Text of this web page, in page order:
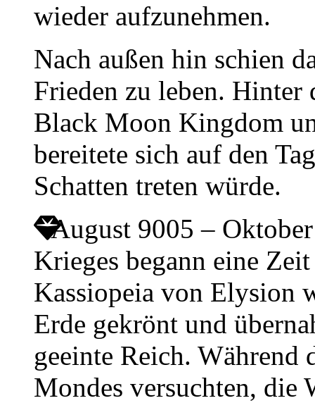
wieder aufzunehmen.
Nach außen hin schien
Frieden zu leben. Hinter
Black Moon Kingdom
bereitete sich auf den
Schatten treten würde.
August 9005 –
Krieges begann eine
Kassiopeia von Elysion
Erde gekrönt und
geeinte Reich. Während
Mondes versuchten, die